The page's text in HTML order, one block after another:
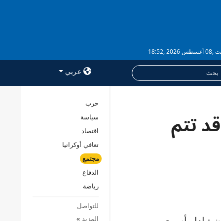
,18:52
عربي
حرب
سياسة
اقتصاد
تعافي أوكرانيا
مجتمع
الدفاع
رياضة
للتواصل
المزيد »
تتم